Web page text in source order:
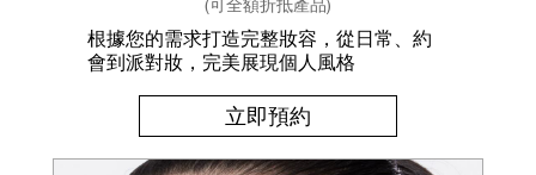
根據您的需求打造完整妝容，從日常、約
會到派對妝，完美展現個人風格
立即預約